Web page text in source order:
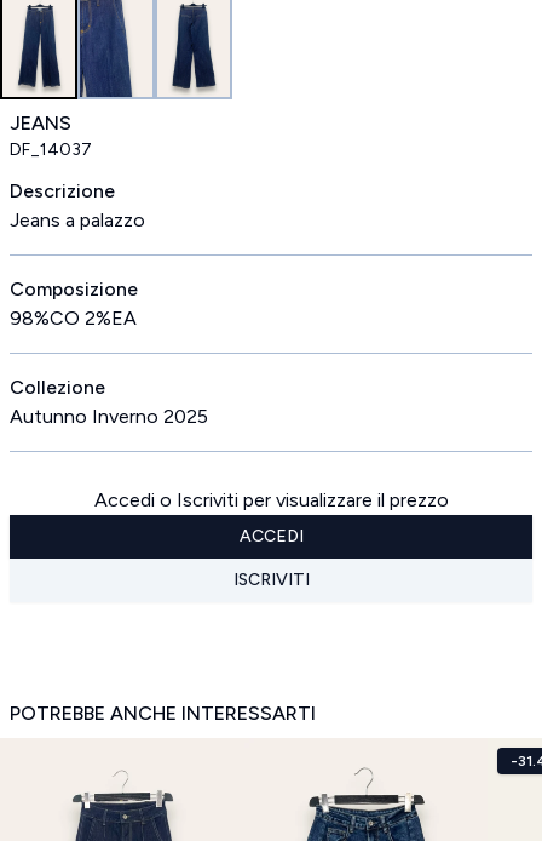
JEANS
DF_14037
Descrizione
Jeans a palazzo
Composizione
98%CO 2%EA
Collezione
Autunno Inverno 2025
Accedi o Iscriviti per visualizzare il prezzo
ACCEDI
ISCRIVITI
POTREBBE ANCHE INTERESSARTI
-